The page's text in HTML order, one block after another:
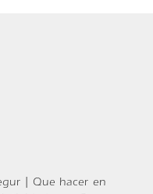
| Que hacer en